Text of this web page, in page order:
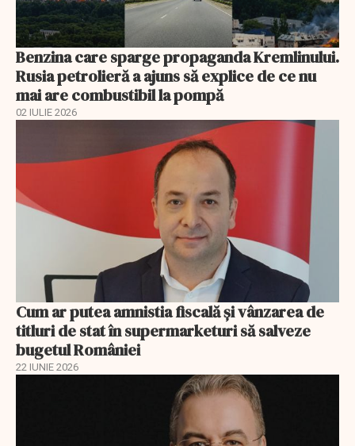
Benzina care sparge propaganda Kremlinului.
Rusia petrolieră a ajuns să explice de ce nu
mai are combustibil la pompă
02 IULIE 2026
Cum ar putea amnistia fiscală și vânzarea de
titluri de stat în supermarketuri să salveze
bugetul României
22 IUNIE 2026